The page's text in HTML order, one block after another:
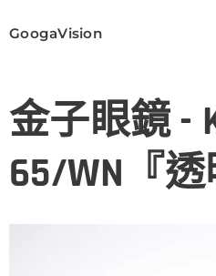
GoogaVision
金子眼鏡 -
65/WN『透